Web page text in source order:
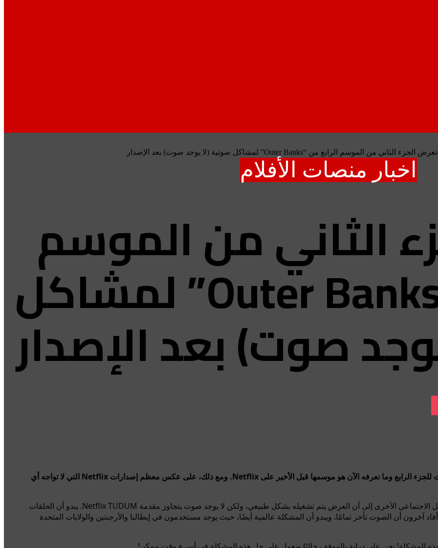
تعرض الجزء الثاني من الموسم الرابع من “Outer Banks” لمشاكل صوتية (لا يوجد صوت) بعد الإصدار
اخبار منصات الأفلام
الثاني من الموسم
الرابع من “Outer Banks” لمشاكل
صوت) بعد الإصدار
أصدرت Outer Banks للتو الدفعة الأخيرة المتفجرة من الحلقات للجزء الرابع وما نعرفه الآن هو موسمها قبل الأخير على Netflix. ومع ذلك، على عكس معظم إصدارات Netflix التي لا تواجه أي
تشير العديد من مواضيع Reddit والمنشورات على وسائل التواصل الاجتماعي الأخرى إلى أن العرض يتم تشغيله بشكل طبيعي، ولكن لا يوجد صوت يتجاوز مقدمة Netflix TUDUM. يبدو أن الحلقات
آخرون أن الصوت تأخر تمامًا. ويبدو أن المشكلة عالمية أيضًا، حيث يوجد مستخدمون في إيطاليا والأرجنتين والولايات المتحدة